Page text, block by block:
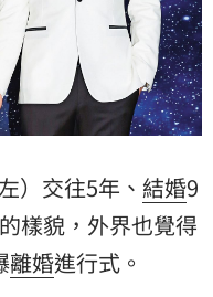
左）交往5年、 結婚9
樣貌，外界也覺得
離婚進行式。